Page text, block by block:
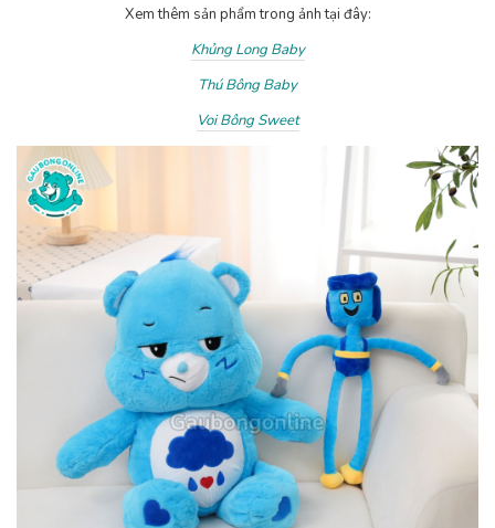
Xem thêm sản phẩm trong ảnh tại đây:
Khủng Long Baby
Thú Bông Baby
Voi Bông Sweet